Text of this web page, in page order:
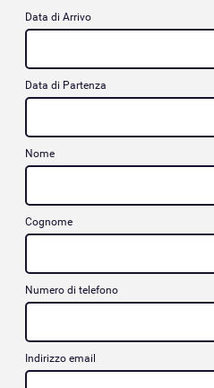
Data di Arrivo
Data di Partenza
Nome
Cognome
Numero di telefono
Indirizzo email